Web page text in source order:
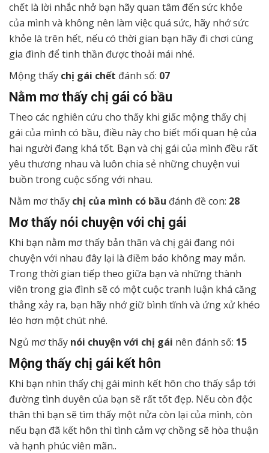
chết là lời nhắc nhở bạn hãy quan tâm đến sức khỏe
của mình và không nên làm việc quá sức, hãy nhớ sức
khỏe là trên hết, nếu có thời gian bạn hãy đi chơi cùng
gia đình để tinh thần được thoải mái nhé.
Mộng thấy chị gái chết đánh số: 07
Nằm mơ thấy chị gái có bầu
Theo các nghiên cứu cho thấy khi giấc mộng thấy chị
gái của mình có bầu, điều này cho biết mối quan hệ của
hai người đang khá tốt. Bạn và chị gái của mình đều rất
yêu thương nhau và luôn chia sẻ những chuyện vui
buồn trong cuộc sống với nhau.
Nằm mơ thấy chị của mình có bầu đánh đề con: 28
Mơ thấy nói chuyện với chị gái
Khi bạn nằm mơ thấy bản thân và chị gái đang nói
chuyện với nhau đây lại là điềm báo không may mắn.
Trong thời gian tiếp theo giữa bạn và những thành
viên trong gia đình sẽ có một cuộc tranh luận khá căng
thẳng xảy ra, bạn hãy nhớ giữ bình tĩnh và ứng xử khéo
léo hơn một chút nhé.
Ngủ mơ thấy nói chuyện với chị gái nên đánh số: 15
Mộng thấy chị gái kết hôn
Khi bạn nhìn thấy chị gái mình kết hôn cho thấy sắp tới
đường tình duyên của bạn sẽ rất tốt đẹp. Nếu còn độc
thân thì bạn sẽ tìm thấy một nửa còn lại của mình, còn
nếu bạn đã kết hôn thì tình cảm vợ chồng sẽ hòa thuận
và hạnh phúc viên mãn..